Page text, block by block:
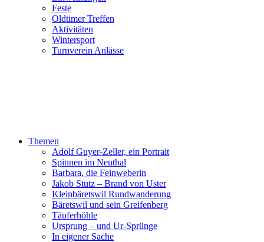
Feste
Oldtimer Treffen
Aktivitäten
Wintersport
Turnverein Anlässe
Themen
Adolf Guyer-Zeller, ein Portrait
Spinnen im Neuthal
Barbara, die Feinweberin
Jakob Stutz – Brand von Uster
Kleinbäretswil Rundwanderung
Bäretswil und sein Greifenberg
Täuferhöhle
Ursprung – und Ur-Sprünge
In eigener Sache